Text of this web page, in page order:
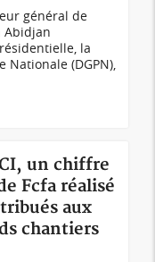
général de
Abidjan
la
Nationale (DGPN),
un chiffre
Fcfa réalisé
aux
chantiers